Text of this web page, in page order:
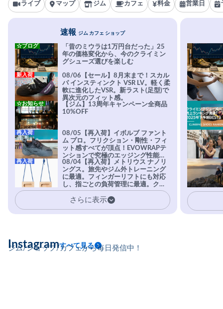
ライブ マップ ジム カフェ 料金 営業日
速報 ジム カフェ ショップ
「昔のミウラは1万円台だった」25
年の価格変化から、今のクライミン
グシューズ選びを楽しむ
☆ブログ
08/06【セール】8月末まで！スカル
パ インスティンクト VSR LV。軽く柔
軟に進化したVSR。新ラスト(足型)で
異次元のフィット感。
新入荷
【ジム】13周年キャンペーン全商品
10%OFF
☆お知らせ
08/05【再入荷】イボルブ ファント
ム プロ。フリクション・剛性・フィ
ット感すべてが頂点！EVOWRAPテ
ンションで究極のエッジング性能を
実現。進化系ラバーEvo-74はTRAX
を凌駕する粘着力で極小ホールドに
安心感。
再入荷
08/04【再入荷】メトリウス ナノリ
ングス。旅先やジム外トレーニング
に最適。フィンガーリフトにも対応
し、指ごとの負荷管理に最適。クラ
イマーの指を本気で鍛えるギア。
再入荷
さらに表示
ジム/ショップ/カフェから毎日発信中！
Instagramすべて見る